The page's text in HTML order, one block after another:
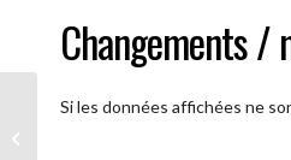
Changements /
Si les données affichées ne